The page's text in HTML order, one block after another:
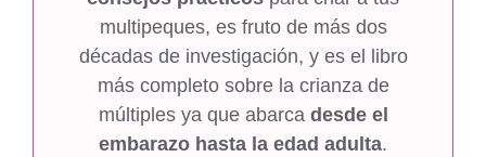
multipeques, es fruto de más dos
décadas de investigación, y es el libro
más completo sobre la crianza de
múltiples ya que abarca desde el
embarazo hasta la edad adulta.